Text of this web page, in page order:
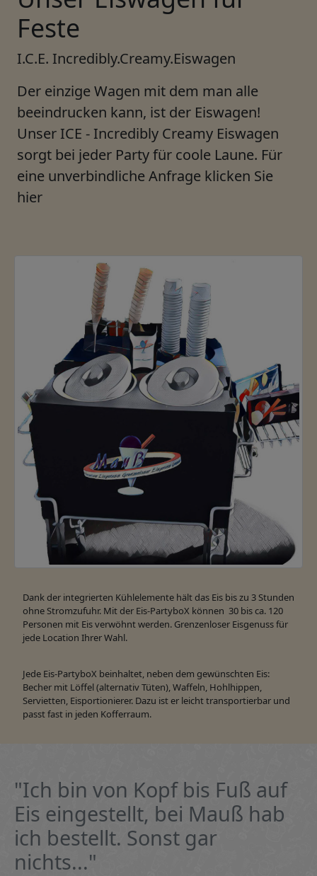
Feste
I.C.E. Incredibly.Creamy.Eiswagen
Der einzige Wagen mit dem man alle
beeindrucken kann, ist der Eiswagen!
Unser ICE - Incredibly Creamy Eiswagen
sorgt bei jeder Party für coole Laune. Für
eine unverbindliche Anfrage klicken Sie
hier
Dank der integrierten Kühlelemente hält das Eis bis zu 3 Stunden
ohne Stromzufuhr. Mit der Eis-PartyboX können 30 bis ca. 120
Personen mit Eis verwöhnt werden. Grenzenloser Eisgenuss für
jede Location Ihrer Wahl.
Jede Eis-PartyboX beinhaltet, neben dem gewünschten Eis:
Becher mit Löffel (alternativ Tüten), Waffeln, Hohlhippen,
Servietten, Eisportionierer. Dazu ist er leicht transportierbar und
passt fast in jeden Kofferraum.
"Ich bin von Kopf bis Fuß auf
Eis eingestellt, bei Mauß hab
ich bestellt. Sonst gar
nichts..."